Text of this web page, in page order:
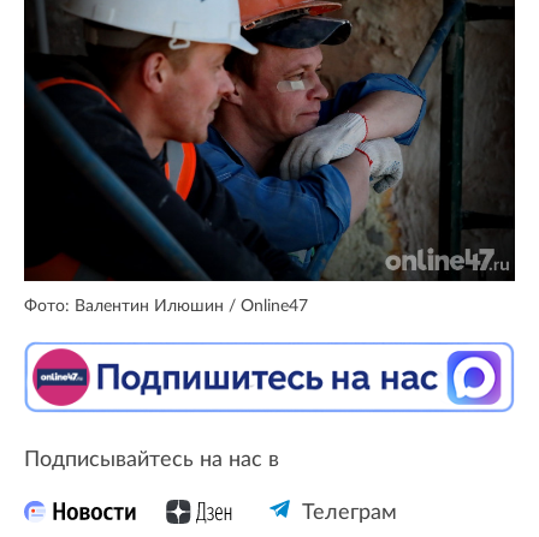
Фото: Валентин Илюшин / Online47
Подписывайтесь на нас в
Телеграм